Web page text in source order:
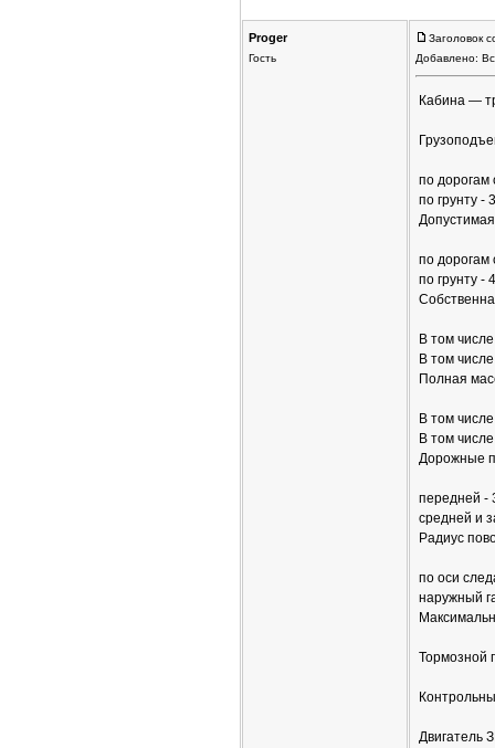
Proger
Гость
Заголовок
Добавлено:
Кабина —
по дорогам
по грунту -
по дорогам
по грунту -
В том
В том
Полная
В том
В том
Дорожные
передней -
средней и
Радиус
по оси
наружный
Тормозной
Двигатель